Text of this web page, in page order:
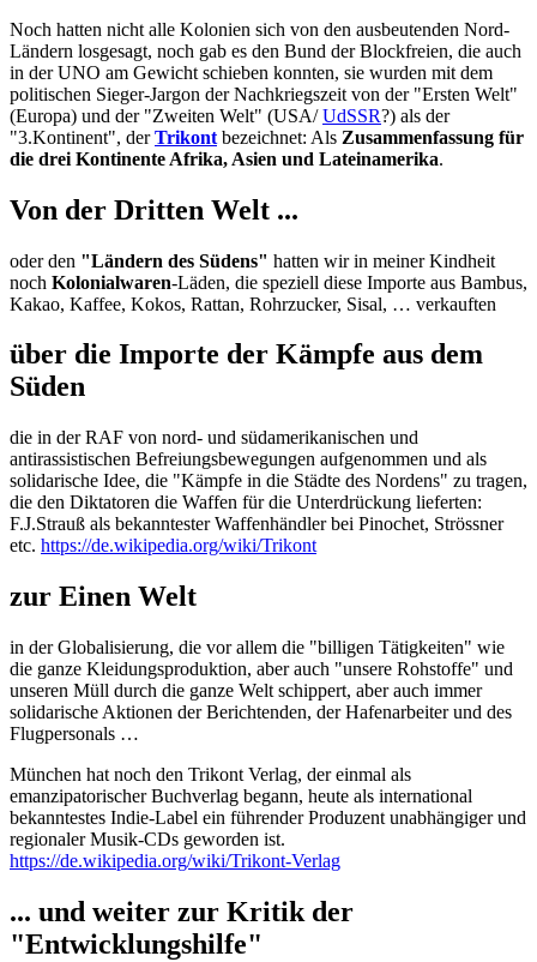
Noch hatten nicht alle Kolonien sich von den ausbeutenden Nord-
Ländern losgesagt, noch gab es den Bund der Blockfreien, die auch
in der UNO am Gewicht schieben konnten, sie wurden mit dem
politischen Sieger-Jargon der Nachkriegszeit von der "Ersten Welt"
(Europa) und der "Zweiten Welt" (USA/UdSSR?) als der
"3.Kontinent", derTrikont bezeichnet: Als Zusammenfassung für
die drei Kontinente Afrika, Asien und Lateinamerika.
Von der Dritten Welt ...
oder den "Ländern des Südens" hatten wir in meiner Kindheit
noch Kolonialwaren-Läden, die speziell diese Importe aus Bambus,
Kakao, Kaffee, Kokos, Rattan, Rohrzucker, Sisal, … verkauften
über die Importe der Kämpfe aus dem
Süden
die in der RAF von nord- und südamerikanischen und
antirassistischen Befreiungsbewegungen aufgenommen und als
solidarische Idee, die "Kämpfe in die Städte des Nordens" zu tragen,
die den Diktatoren die Waffen für die Unterdrückung lieferten:
F.J.Strauß als bekanntester Waffenhändler bei Pinochet, Strössner
etc. https://de.wikipedia.org/wiki/Trikont
zur Einen Welt
in der Globalisierung, die vor allem die "billigen Tätigkeiten" wie
die ganze Kleidungsproduktion, aber auch "unsere Rohstoffe" und
unseren Müll durch die ganze Welt schippert, aber auch immer
solidarische Aktionen der Berichtenden, der Hafenarbeiter und des
Flugpersonals …
München hat noch den Trikont Verlag, der einmal als
emanzipatorischer Buchverlag begann, heute als international
bekanntestes Indie-Label ein führender Produzent unabhängiger und
regionaler Musik-CDs geworden ist.
https://de.wikipedia.org/wiki/Trikont-Verlag
... und weiter zur Kritik der
"Entwicklungshilfe"